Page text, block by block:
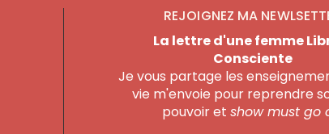
REJOIGNEZ MA
La lettre d'une femme
Consciente
Je vous partage les
vie m'envoie pour reprendre
pouvoir et show must go